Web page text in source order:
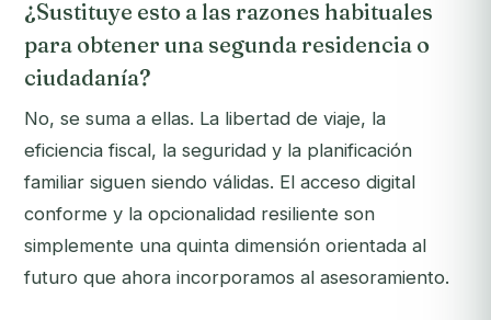
¿Sustituye esto a las razones habituales
para obtener una segunda residencia o
ciudadanía?
No, se suma a ellas. La libertad de viaje, la
eficiencia fiscal, la seguridad y la planificación
familiar siguen siendo válidas. El acceso digital
conforme y la opcionalidad resiliente son
simplemente una quinta dimensión orientada al
futuro que ahora incorporamos al asesoramiento.